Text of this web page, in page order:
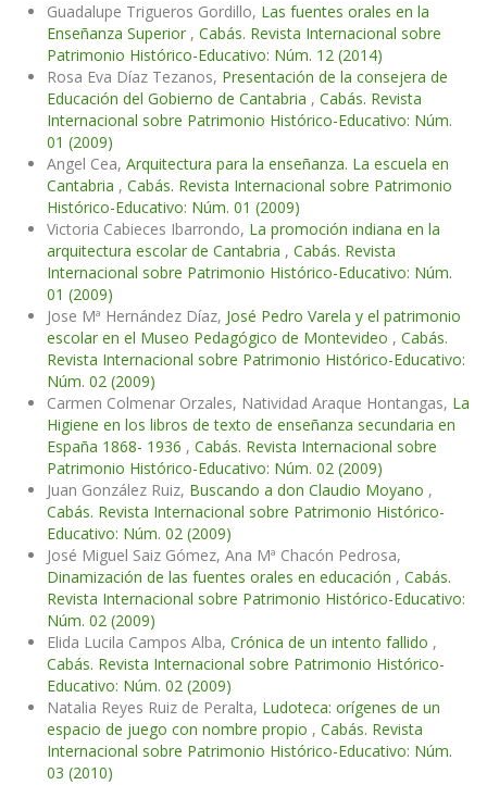
Guadalupe Trigueros Gordillo, Las fuentes orales en la
Enseñanza Superior , Cabás. Revista Internacional sobre
Patrimonio Histórico-Educativo: Núm. 12 (2014)
Rosa Eva Díaz Tezanos, Presentación de la consejera de
Educación del Gobierno de Cantabria , Cabás. Revista
Internacional sobre Patrimonio Histórico-Educativo: Núm.
01 (2009)
Angel Cea, Arquitectura para la enseñanza. La escuela en
Cantabria , Cabás. Revista Internacional sobre Patrimonio
Histórico-Educativo: Núm. 01 (2009)
Victoria Cabieces Ibarrondo, La promoción indiana en la
arquitectura escolar de Cantabria , Cabás. Revista
Internacional sobre Patrimonio Histórico-Educativo: Núm.
01 (2009)
Jose Mª Hernández Díaz, José Pedro Varela y el patrimonio
escolar en el Museo Pedagógico de Montevideo , Cabás.
Revista Internacional sobre Patrimonio Histórico-Educativo:
Núm. 02 (2009)
Carmen Colmenar Orzales, Natividad Araque Hontangas, La
Higiene en los libros de texto de enseñanza secundaria en
España 1868- 1936 , Cabás. Revista Internacional sobre
Patrimonio Histórico-Educativo: Núm. 02 (2009)
Juan González Ruiz, Buscando a don Claudio Moyano ,
Cabás. Revista Internacional sobre Patrimonio Histórico-
Educativo: Núm. 02 (2009)
José Miguel Saiz Gómez, Ana Mª Chacón Pedrosa,
Dinamización de las fuentes orales en educación , Cabás.
Revista Internacional sobre Patrimonio Histórico-Educativo:
Núm. 02 (2009)
Elida Lucila Campos Alba, Crónica de un intento fallido ,
Cabás. Revista Internacional sobre Patrimonio Histórico-
Educativo: Núm. 02 (2009)
Natalia Reyes Ruiz de Peralta, Ludoteca: orígenes de un
espacio de juego con nombre propio , Cabás. Revista
Internacional sobre Patrimonio Histórico-Educativo: Núm.
03 (2010)